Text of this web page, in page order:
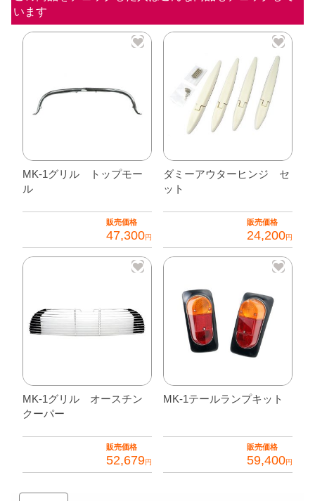
ー
パ
います
MK-1グリル トップモー
ル
販売価格
47,300円
ダミーアウターヒンジ セ
ット
販売価格
24,200円
MK-1グリル オースチン
クーパー
販売価格
52,679円
MK-1テールランプキット
販売価格
59,400円